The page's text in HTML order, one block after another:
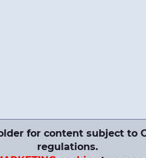
for content subject to
regulations.